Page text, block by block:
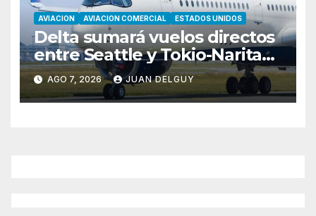
AVIACION AVIACION COMERCIAL ESTADOS UNIDOS
Delta sumará vuelos directos
entre Seattle y Tokio-Narita
desde marzo de 2027
AGO 7, 2026 JUAN DELGUY